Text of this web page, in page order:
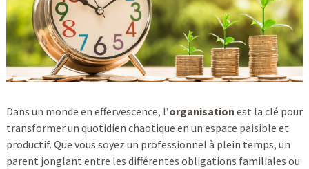
Dans un monde en effervescence, l’organisation est la clé pour
transformer un quotidien chaotique en un espace paisible et
productif. Que vous soyez un professionnel à plein temps, un
parent jonglant entre les différentes obligations familiales ou